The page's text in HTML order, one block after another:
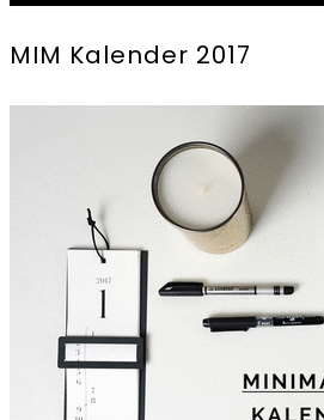
MIM Kalender 2017